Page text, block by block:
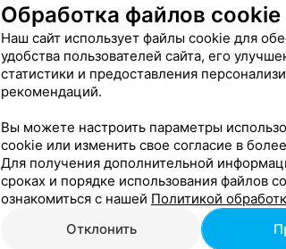
Обработка файлов cookie
Наш сайт использует файлы cookie для
удобства пользователей сайта, его
статистики и предоставления
рекомендаций.
Вы можете настроить параметры
cookie или изменить свое согласие в
Для получения дополнительной
сроках и порядке использования файлов
ознакомиться с нашей Политикой
Отклонить